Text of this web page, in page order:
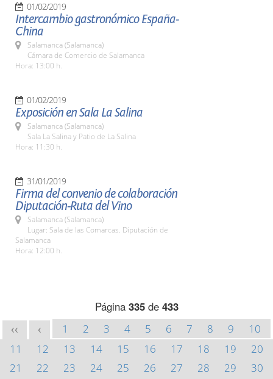
01/02/2019
Intercambio gastronómico España-
China
Salamanca (Salamanca)
Cámara de Comercio de Salamanca
Hora: 13:00 h.
01/02/2019
Exposición en Sala La Salina
Salamanca (Salamanca)
Sala La Salina y Patio de La Salina
Hora: 11:30 h.
31/01/2019
Firma del convenio de colaboración
Diputación-Ruta del Vino
Salamanca (Salamanca)
Lugar: Sala de las Comarcas. Diputación de
Salamanca
Hora: 12:00 h.
Página 335de 433
<< < 1 2 3 4 5 6 7 8 9
10
11
12 13 14 15 16 17 18 19
20
21
22 23 24 25 26 27 28 29
30